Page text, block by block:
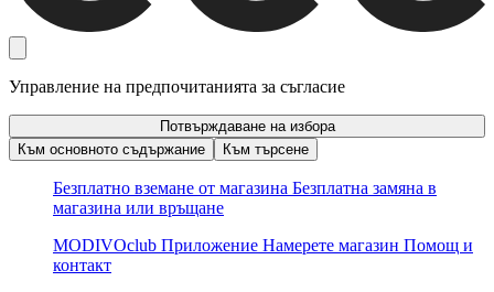
Управление на предпочитанията за съгласие
Потвърждаване на избора
Към основното съдържание
Към търсене
Безплатно вземане от магазина Безплатна замяна в
магазина или връщане
MODIVOclub Приложение Намерете магазин Помощ и
контакт